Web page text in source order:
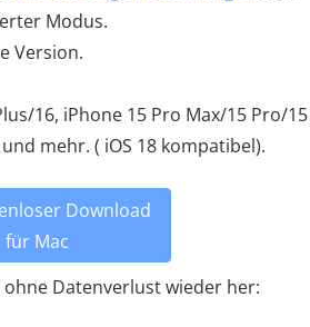
Modus.
Version.
16, iPhone 15 Pro Max/15 Pro/15
mehr. ( iOS 18 kompatibel).
Download
für Mac
Datenverlust wieder her: